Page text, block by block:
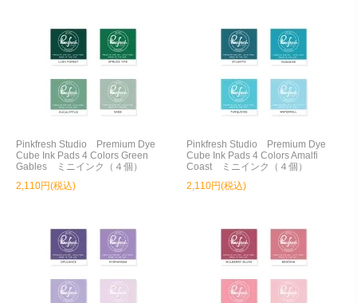
Pinkfresh Studio Premium Dye
Cube Ink Pads 4 Colors Green
Gables ミニインク（４個）
2,110円(税込)
Pinkfresh Studio Premium Dye
Cube Ink Pads 4 Colors Amalfi
Coast ミニインク（４個）
2,110円(税込)